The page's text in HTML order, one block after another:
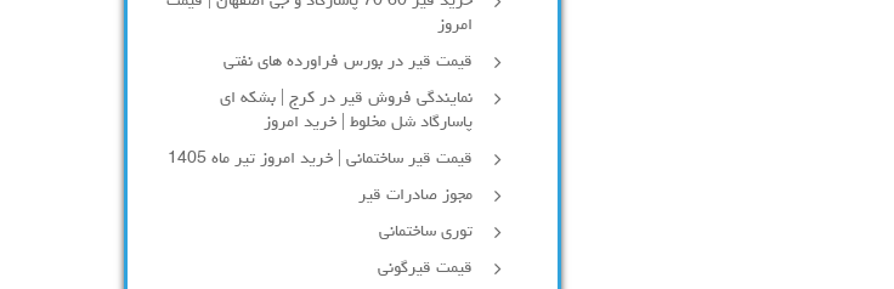
امروز
قیمت قیر در بورس فراورده های نفتی
نمایندگی فروش قیر در کرج | بشکه ای
پاسارگاد شل مخلوط | خرید امروز
قیمت قیر ساختمانی | خرید امروز تیر ماه 1405
مجوز صادرات قیر
توری ساختمانی
قیمت قیرگونی